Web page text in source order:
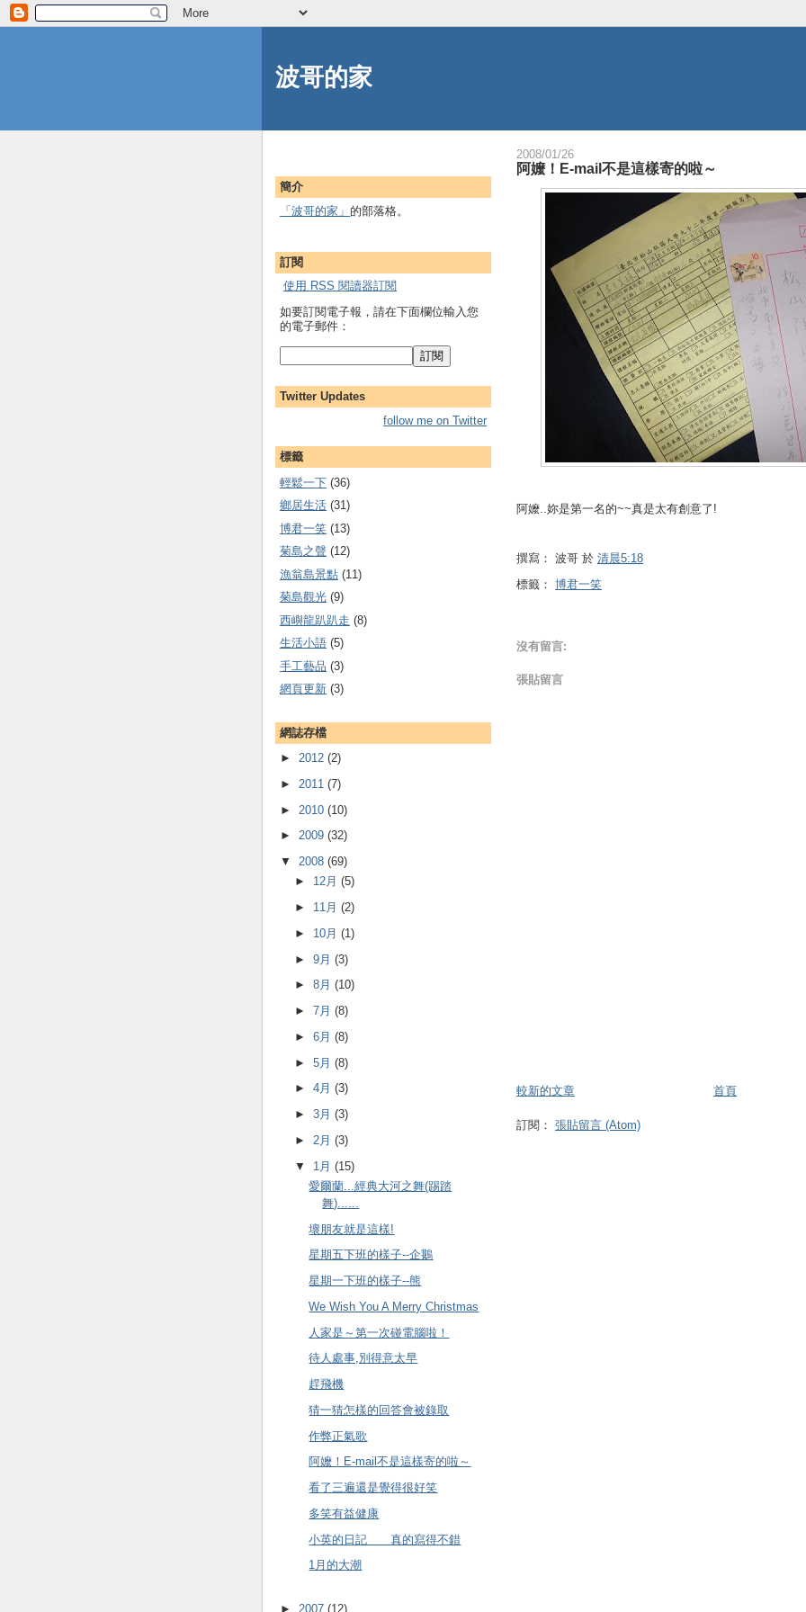
波哥的家
2008/01/26
阿嬤！E-mail不是這樣寄的啦～
阿嬤..妳是第一名的~~真是太有創意了!
撰寫： 波哥 於 清晨5:18
標籤： 博君一笑
沒有留言:
張貼留言
較新的文章 首頁
訂閱： 張貼留言 (Atom)
簡介
「波哥的家」 的部落格。
訂閱
使用 RSS 閱讀器訂閱
如要訂閱電子報，請在下面欄位輸入您
的電子郵件：
Twitter Updates
follow me on Twitter
標籤
輕鬆一下 (36)
鄉居生活 (31)
博君一笑 (13)
菊島之聲 (12)
漁翁島景點 (11)
菊島觀光 (9)
西嶼龍趴趴走 (8)
生活小語 (5)
手工藝品 (3)
網頁更新 (3)
網誌存檔
► 2012 (2)
► 2011 (7)
► 2010 (10)
► 2009 (32)
▼ 2008 (69)
► 12月 (5)
► 11月 (2)
► 10月 (1)
► 9月 (3)
► 8月 (10)
► 7月 (8)
► 6月 (8)
► 5月 (8)
► 4月 (3)
► 3月 (3)
► 2月 (3)
▼ 1月 (15)
愛爾蘭...經典大河之舞(踢踏
舞)......
壞朋友就是這樣!
星期五下班的樣子--企鵝
星期一下班的樣子--熊
We Wish You A Merry Christmas
人家是～第一次碰電腦啦！
待人處事,別得意太早
趕飛機
猜一猜怎樣的回答會被錄取
作弊正氣歌
阿嬤！E-mail不是這樣寄的啦～
看了三遍還是覺得很好笑
多笑有益健康
小英的日記 真的寫得不錯
1月的大潮
► 2007 (12)